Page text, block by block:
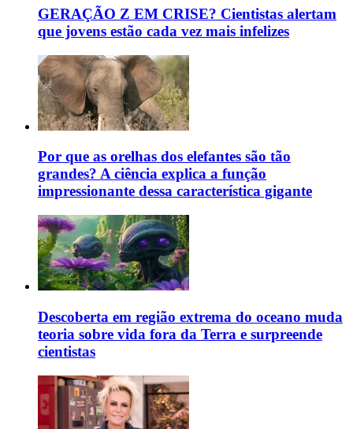
GERAÇÃO Z EM CRISE? Cientistas alertam
que jovens estão cada vez mais infelizes
Por que as orelhas dos elefantes são tão
grandes? A ciência explica a função
impressionante dessa característica gigante
Descoberta em região extrema do oceano muda
teoria sobre vida fora da Terra e surpreende
cientistas